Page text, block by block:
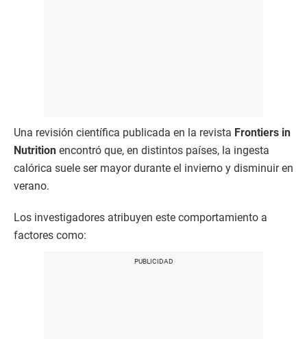
Una revisión científica publicada en la revista Frontiers in
Nutrition encontró que, en distintos países, la ingesta
calórica suele ser mayor durante el invierno y disminuir en
verano.
Los investigadores atribuyen este comportamiento a
factores como: